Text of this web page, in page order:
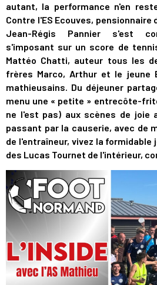
autant, la performance n'en
Contre l'ES Ecouves, pensionnaire
Jean-Régis Pannier s'est
s'imposant sur un score de
Mattéo Chatti, auteur tous les
frères Marco, Arthur et le jeune
mathieusains. Du déjeuner
menu une « petite » entrecôte-
ne l'est pas) aux scènes de joie
passant par la causerie, avec de
de l'entraîneur, vivez la
des Lucas Tournet de l'intérieur,